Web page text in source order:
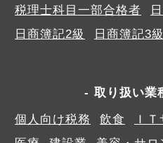
税理士科目一部合格者
日商簿記2級
日商簿記3級
取り扱い業
個人向け税務
飲食 Ｉ